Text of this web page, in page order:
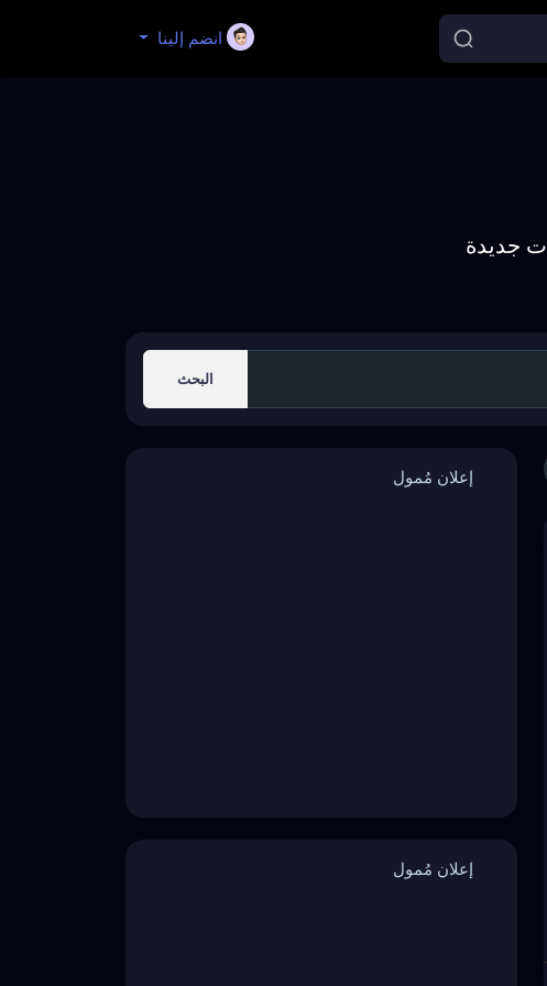
انضم إلينا
جديدة
البحث
إعلان مُمول
إعلان مُمول